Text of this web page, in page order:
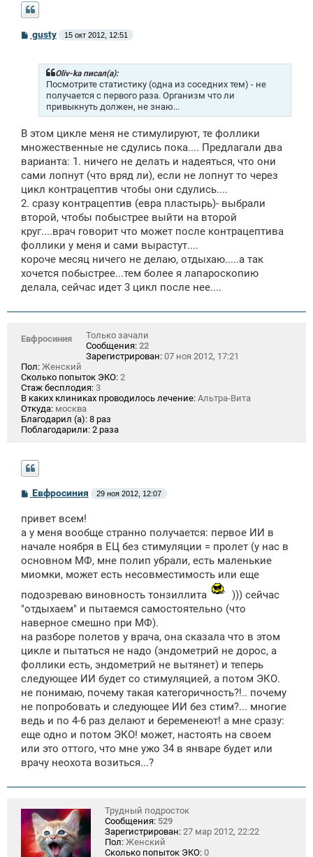
С
о
gusty 15 окт 2012, 12:51
Oliv-ka писал(а):
Посмотрите статистику (одна из соседних тем) - не
получается с первого раза. Организм что ли
привыкнуть должен, не знаю...
В этом цикле меня не стимулируют, те фоллики
множественные не сдулись пока.... Предлагали два
варианта: 1. ничего не делать и надеяться, что они
сами лопнут (что вряд ли), если не лопнут то через
цикл контрацептив чтобы они сдулись....
2. сразу контрацептив (евра пластырь)- выбрали
второй, чтобы побыстрее выйти на второй
круг....врач говорит что может после контрацептива
фоллики у меня и сами вырастут....
короче месяц ничего не делаю, отдыхаю.....а так
хочется побыстрее...тем более я лапароскопию
делала, сейчас идет 3 цикл после нее....
Евфросиния
Только зачали
Сообщения: 22
Зарегистрирован: 07 ноя 2012, 17:21
Пол: Женский
Сколько попыток ЭКО: 2
Стаж бесплодия: 3
В каких клиниках проводилось лечение: Альтра-Вита
Откуда: москва
Благодарил (а): 8 раз
Поблагодарили: 2 раза
С
б
щ
е
н
и
Евфросиния 29 ноя 2012, 12:07
привет всем!
а у меня вообще странно получается: первое ИИ в
начале ноября в ЕЦ без стимуляции = пролет (у нас в
основном МФ, мне полип убрали, есть маленькие
миомки, может есть несовместимость или еще
подозреваю виновность тонзиллита
))) сейчас
"отдыхаем" и пытаемся самостоятельно (что
наверное смешно при МФ).
на разборе полетов у врача, она сказала что в этом
цикле и пытаться не надо (эндометрий не дорос, а
фоллики есть, эндометрий не вытянет) и теперь
следующее ИИ будет со стимуляцией, а потом ЭКО.
не понимаю, почему такая категоричность?!.. почему
не попробовать и следующее ИИ без стим?... многие
ведь и по 4-6 раз делают и беременеют! а мне сразу:
еще одно и потом ЭКО! может, настоять на своем
или это оттого, что мне ужо 34 в январе будет или
врачу неохота возиться...?
Трудный подросток
Сообщения: 529
Зарегистрирован: 27 мар 2012, 22:22
Пол: Женский
Сколько попыток ЭКО: 0